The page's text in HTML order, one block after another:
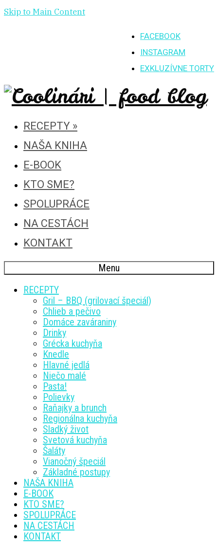
Skip to Main Content
FACEBOOK
INSTAGRAM
EXKLUZÍVNE TORTY
RECEPTY »
NAŠA KNIHA
E-BOOK
KTO SME?
SPOLUPRÁCE
NA CESTÁCH
KONTAKT
Menu
RECEPTY
Gril – BBQ (grilovací špeciál)
Chlieb a pečivo
Domáce zaváraniny
Drinky
Grécka kuchyňa
Knedle
Hlavné jedlá
Niečo malé
Pasta!
Polievky
Raňajky a brunch
Regionálna kuchyňa
Sladký život
Svetová kuchyňa
Šaláty
Vianočný špeciál
Základné postupy
NAŠA KNIHA
E-BOOK
KTO SME?
SPOLUPRÁCE
NA CESTÁCH
KONTAKT